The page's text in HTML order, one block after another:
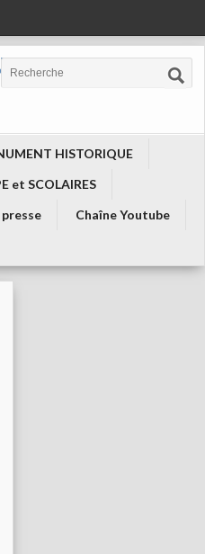
HISTORIQUE
et SCOLAIRES
presse
Chaîne Youtube